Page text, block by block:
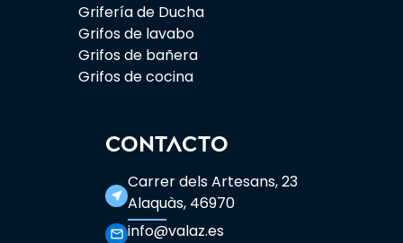
Grifería de Ducha
Grifos de lavabo
Grifos de bañera
Grifos de cocina
CONTACTO
near_me
Carrer dels Artesans, 23
Alaquàs, 46970
mail_outline info@valaz.es